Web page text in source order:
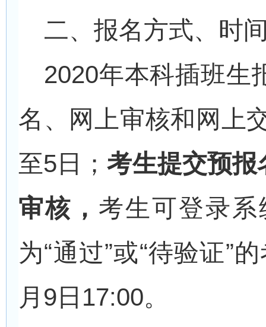
二、报名方式、时
2020年本科插班生
名、网上审核和网上
至5日；考生提交预报
审核， 考生可登录
为“通过”或“待验证”
月9日17:00。